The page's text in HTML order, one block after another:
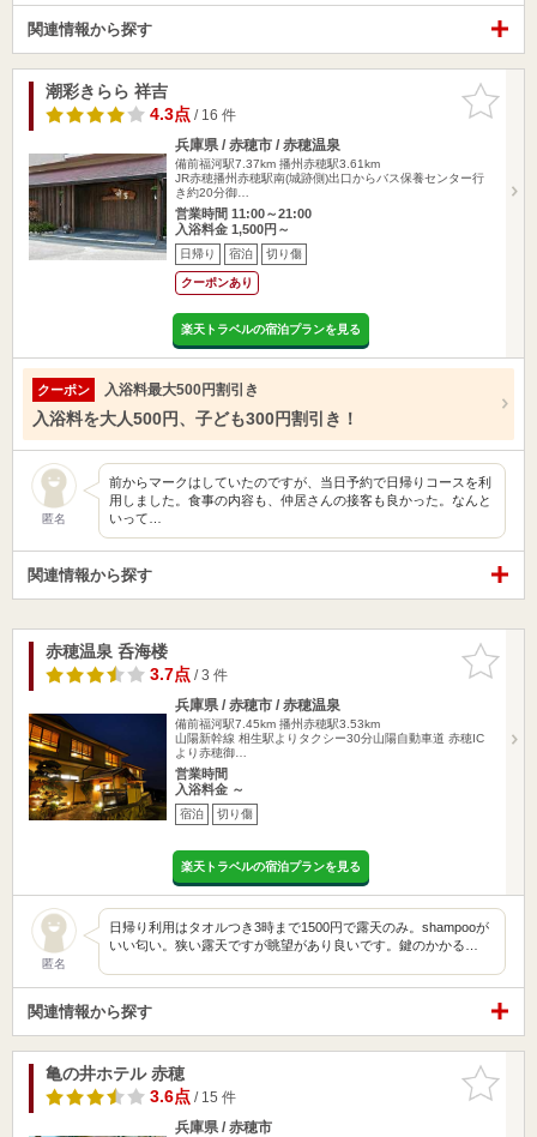
関連情報から探す
お気に入
りに追加
潮彩きらら 祥吉
4.3点/ 16 件
兵庫県 / 赤穂市 / 赤穂温泉
備前福河駅7.37km 播州赤穂駅3.61km
JR赤穂播州赤穂駅南(城跡側)出口からバス保養センター行
き約20分御…
営業時間 11:00～21:00
入浴料金 1,500円～
日帰り 宿泊 切り傷
クーポンあり
楽天トラベルの宿泊プランを見る
クーポン 入浴料最大500円割引き
入浴料を大人500円、子ども300円割引き！
匿名
前からマークはしていたのですが、当日予約で日帰りコースを利
用しました。食事の内容も、仲居さんの接客も良かった。なんと
いって…
関連情報から探す
お気に入
りに追加
赤穂温泉 呑海楼
3.7点/ 3 件
兵庫県 / 赤穂市 / 赤穂温泉
備前福河駅7.45km 播州赤穂駅3.53km
山陽新幹線 相生駅よりタクシー30分山陽自動車道 赤穂IC
より赤穂御…
営業時間
入浴料金 ～
宿泊 切り傷
楽天トラベルの宿泊プランを見る
匿名
日帰り利用はタオルつき3時まで1500円で露天のみ。shampooが
いい匂い。狭い露天ですが眺望があり良いです。鍵のかかる…
関連情報から探す
お気に入
りに追加
亀の井ホテル 赤穂
3.6点/ 15 件
兵庫県 / 赤穂市